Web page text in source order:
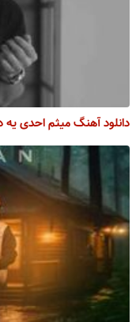
دانلود آهنگ میثم احدی یه